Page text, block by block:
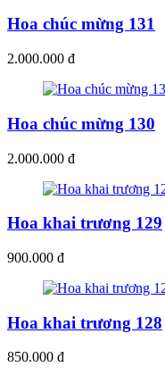
Hoa chúc mừng 131
2.000.000 đ
Hoa chúc mừng 130
2.000.000 đ
Hoa khai trương 129
900.000 đ
Hoa khai trương 128
850.000 đ